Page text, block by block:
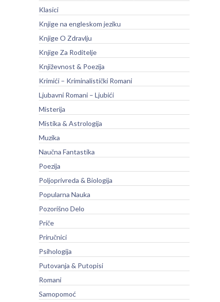
Klasici
Knjige na engleskom jeziku
Knjige O Zdravlju
Knjige Za Roditelje
Književnost & Poezija
Krimići – Kriminalistički Romani
Ljubavni Romani – Ljubići
Misterija
Mistika & Astrologija
Muzika
Naučna Fantastika
Poezija
Poljoprivreda & Biologija
Popularna Nauka
Pozorišno Delo
Priče
Priručnici
Psihologija
Putovanja & Putopisi
Romani
Samopomoć